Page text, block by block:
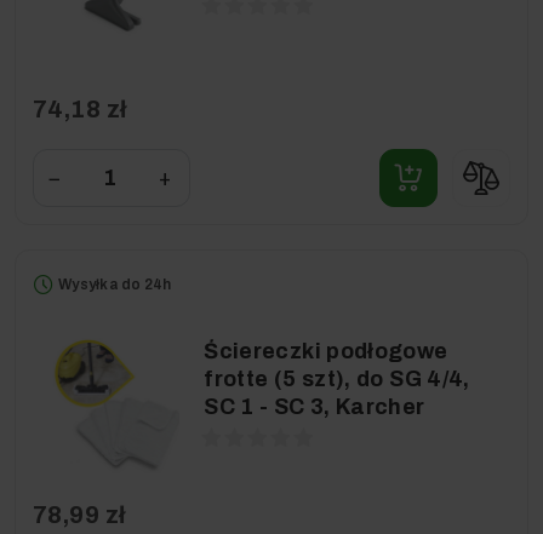
74,18 zł
− +
Wysyłka do 24h
Ściereczki podłogowe
frotte (5 szt), do SG 4/4,
SC 1 - SC 3, Karcher
78,99 zł